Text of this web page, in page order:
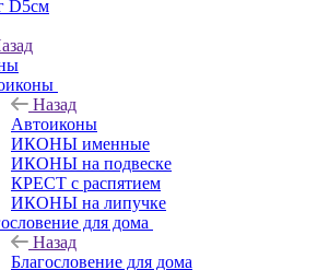
D5см
Назад
Автоиконы
ИКОНЫ именные
ИКОНЫ на подвеске
КРЕСТ с распятием
ИКОНЫ на липучке
для дома
Назад
Благословение для дома